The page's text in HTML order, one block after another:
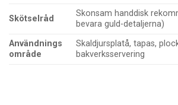
Skötselråd
Skonsam handdisk
bevara guld-detaljerna)
Användnings
område
Skaldjursplatå, tapas,
bakverksservering